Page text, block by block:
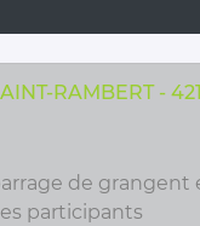
RAMBERT -
de grangent
participants